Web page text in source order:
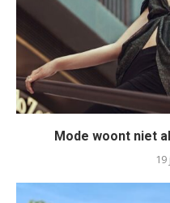
Mode woont niet